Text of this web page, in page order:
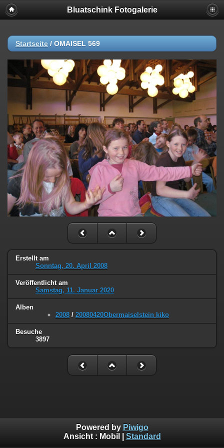
Bluatschink Fotogalerie
Startseite / OMAISEL 569
Erstellt am
Sonntag, 20. April 2008
Veröffentlicht am
Samstag, 11. Januar 2020
Alben
2008 / 20080420Obermaiselstein kiko
Besuche
3897
Powered by Piwigo
Ansicht : Mobil Standard